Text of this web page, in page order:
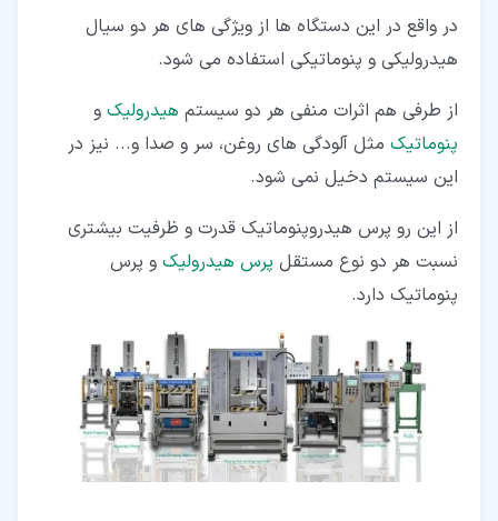
در واقع در این دستگاه ها از ویژگی های هر دو سیال
هیدرولیکی و پنوماتیکی استفاده می شود.
از طرفی هم اثرات منفی هر دو سیستم هیدرولیک و
پنوماتیک مثل آلودگی های روغن، سر و صدا و... نیز در
این سیستم دخیل نمی شود.
از این رو پرس هیدروپنوماتیک قدرت و ظرفیت بیشتری
نسبت هر دو نوع مستقل پرس هیدرولیک و پرس
پنوماتیک دارد.